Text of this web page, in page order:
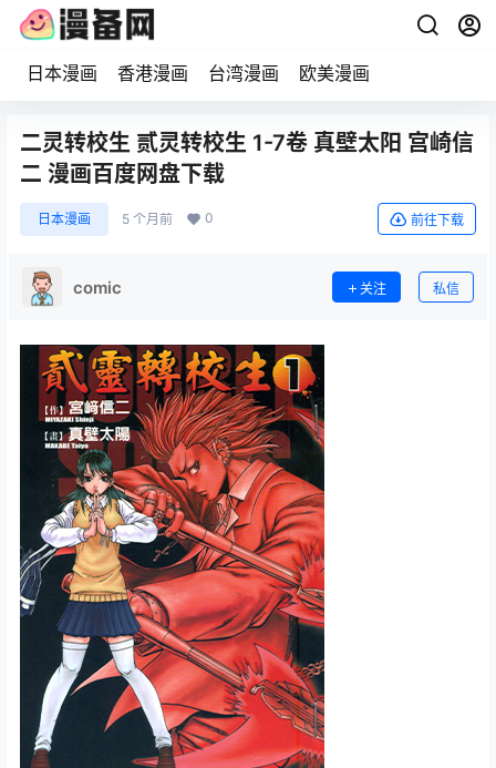
日本漫画 香港漫画 台湾漫画 欧美漫画
二灵转校生 贰灵转校生 1-7卷 真壁太阳 宫崎信
二 漫画百度网盘下载
日本漫画 5 个月前 0 前往下载
comic 关注 私信